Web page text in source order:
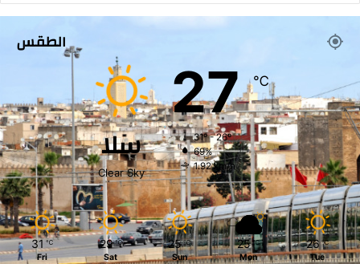
الطقس
سلا
Clear Sky
27℃
31º - 26º
69%
1.92 km/h
31 ℃
Fri
29 ℃
Sat
25 ℃
Sun
25 ℃
Mon
26 ℃
Tue